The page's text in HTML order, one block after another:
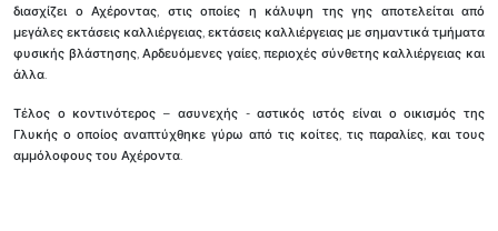
διασχίζει ο Αχέροντας, στις οποίες η κάλυψη της γης αποτελείται από
μεγάλες εκτάσεις καλλιέργειας, εκτάσεις καλλιέργειας με σημαντικά τμήματα
φυσικής βλάστησης, Αρδευόμενες γαίες, περιοχές σύνθετης καλλιέργειας και
άλλα.
Τέλος ο κοντινότερος – ασυνεχής - αστικός ιστός είναι ο οικισμός της
Γλυκής ο οποίος αναπτύχθηκε γύρω από τις κοίτες, τις παραλίες, και τους
αμμόλοφους του Αχέροντα.